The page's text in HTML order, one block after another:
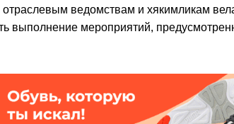
отраслевым ведомствам и хякимликам
выполнение мероприятий,